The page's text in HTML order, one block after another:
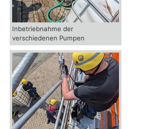
Inbetriebnahme der
verschiedenen Pumpen